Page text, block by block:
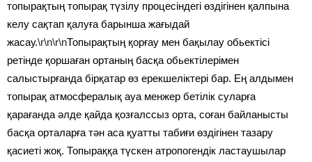
топырақтың топырақ түзілу процесіндегі өздігінен қалпына
келу сақтап қалуға барынша жағыдай
жасау.\r\n\r\nТопырақтың қорғау мен бақылау обьектісі
ретінде қоршаған ортаның басқа обьектілерімен
салыстырғанда бірқатар өз ерекшеліктері бар. Ең алдымен
топырақ атмосфералық ауа менжер бетілік суларға
қарағанда әлде қайда қозғалссыз орта, соған байланысты
басқа орталарға тән аса қуатты табиғи өздігінен тазару
қасиеті жоқ. Топыраққа түскен атропогендік ластаушылар